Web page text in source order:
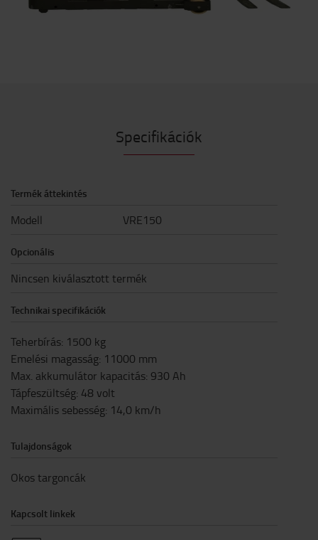
Specifikációk
Termék áttekintés
Modell VRE150
Opcionális
Nincsen kiválasztott termék
Technikai specifikációk
Teherbírás: 1500 kg
Emelési magasság: 11000 mm
Max. akkumulátor kapacitás: 930 Ah
Tápfeszültség: 48 volt
Maximális sebesség: 14,0 km/h
Tulajdonságok
Okos targoncák
Kapcsolt linkek